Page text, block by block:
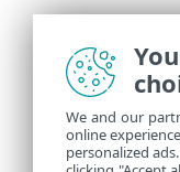
We and our
online
personalized